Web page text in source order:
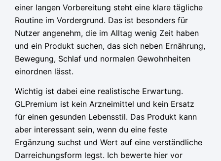
einer langen Vorbereitung steht eine klare tägliche
Routine im Vordergrund. Das ist besonders für
Nutzer angenehm, die im Alltag wenig Zeit haben
und ein Produkt suchen, das sich neben Ernährung,
Bewegung, Schlaf und normalen Gewohnheiten
einordnen lässt.
Wichtig ist dabei eine realistische Erwartung.
GLPremium ist kein Arzneimittel und kein Ersatz
für einen gesunden Lebensstil. Das Produkt kann
aber interessant sein, wenn du eine feste
Ergänzung suchst und Wert auf eine verständliche
Darreichungsform legst. Ich bewerte hier vor